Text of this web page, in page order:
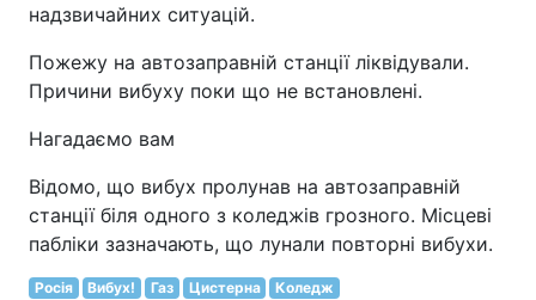
надзвичайних ситуацій.
Пожежу на автозаправній станції ліквідували.
Причини вибуху поки що не встановлені.
Нагадаємо вам
Відомо, що вибух пролунав на автозаправній
станції біля одного з коледжів грозного. Місцеві
пабліки зазначають, що лунали повторні вибухи.
Росія Вибух! Газ Цистерна Коледж